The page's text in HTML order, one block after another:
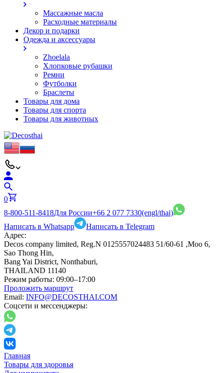
Массажные масла
Расходные материалы
Декор и подарки
Одежда и аксессуары
Zhoelala
Хлопковые рубашки
Ремни
Футболки
Браслеты
Товары для дома
Товары для спорта
Товары для животных
0
8-800-511-8418Для России+66 2 077 7330(engl/thai)
Написать в Whatsapp
Написать в Telegram
Адрес:
Decos company limited, Reg.N 0125557024483 51/60-61 ,Moo 6,
Sao Thong Hin,
Bang Yai District, Nonthaburi,
THAILAND 11140
Режим работы: 09:00–17:00
Проложить маршрут
Email: INFO@DECOSTHAI.COM
Соцсети и мессенджеры:
Главная
Товары для здоровья